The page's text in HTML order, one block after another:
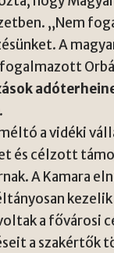
„Nem
A
a vidéki
és célzott
A Kamara
a fővárosi
a szakértők